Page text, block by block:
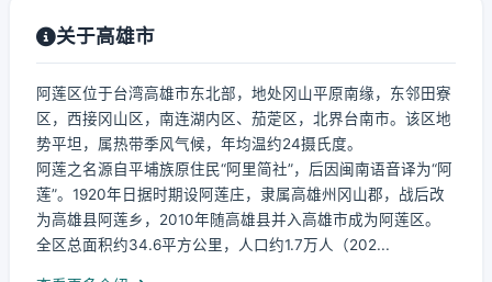
关于高雄市
阿莲区位于台湾高雄市东北部，地处冈山平原南缘，东邻田寮
区，西接冈山区，南连湖内区、茄萣区，北界台南市。该区地
势平坦，属热带季风气候，年均温约24摄氏度。
阿莲之名源自平埔族原住民“阿里简社”，后因闽南语音译为“阿
莲”。1920年日据时期设阿莲庄，隶属高雄州冈山郡，战后改
为高雄县阿莲乡，2010年随高雄县并入高雄市成为阿莲区。
全区总面积约34.6平方公里，人口约1.7万人（202...